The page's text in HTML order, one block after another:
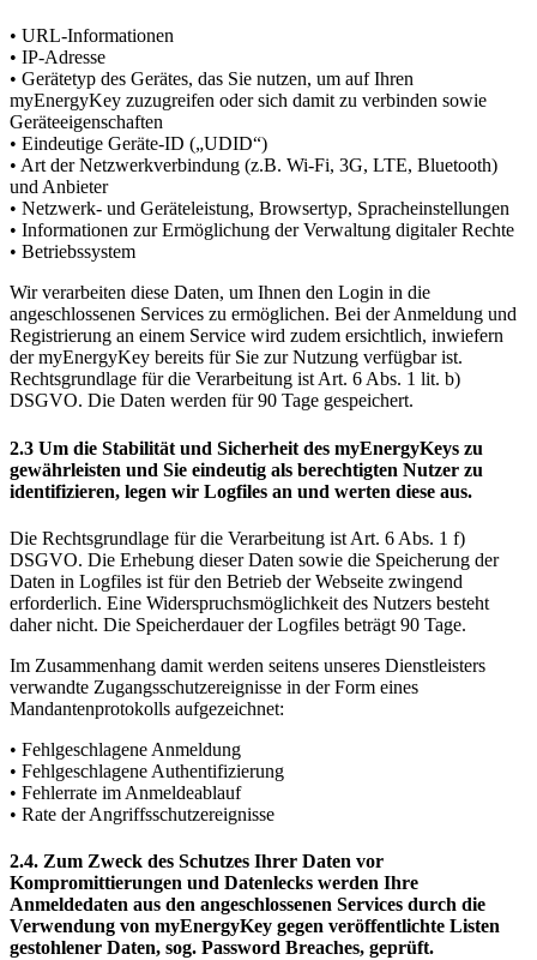
• URL-Informationen
• IP-Adresse
• Gerätetyp des Gerätes, das Sie nutzen, um auf Ihren
myEnergyKey zuzugreifen oder sich damit zu verbinden sowie
Geräteeigenschaften
• Eindeutige Geräte-ID („UDID“)
• Art der Netzwerkverbindung (z.B. Wi-Fi, 3G, LTE, Bluetooth)
und Anbieter
• Netzwerk- und Geräteleistung, Browsertyp, Spracheinstellungen
• Informationen zur Ermöglichung der Verwaltung digitaler Rechte
• Betriebssystem
Wir verarbeiten diese Daten, um Ihnen den Login in die
angeschlossenen Services zu ermöglichen. Bei der Anmeldung und
Registrierung an einem Service wird zudem ersichtlich, inwiefern
der myEnergyKey bereits für Sie zur Nutzung verfügbar ist.
Rechtsgrundlage für die Verarbeitung ist Art. 6 Abs. 1 lit. b)
DSGVO. Die Daten werden für 90 Tage gespeichert.
2.3 Um die Stabilität und Sicherheit des myEnergyKeys zu
gewährleisten und Sie eindeutig als berechtigten Nutzer zu
identifizieren, legen wir Logfiles an und werten diese aus.
Die Rechtsgrundlage für die Verarbeitung ist Art. 6 Abs. 1 f)
DSGVO. Die Erhebung dieser Daten sowie die Speicherung der
Daten in Logfiles ist für den Betrieb der Webseite zwingend
erforderlich. Eine Widerspruchsmöglichkeit des Nutzers besteht
daher nicht. Die Speicherdauer der Logfiles beträgt 90 Tage.
Im Zusammenhang damit werden seitens unseres Dienstleisters
verwandte Zugangsschutzereignisse in der Form eines
Mandantenprotokolls aufgezeichnet:
• Fehlgeschlagene Anmeldung
• Fehlgeschlagene Authentifizierung
• Fehlerrate im Anmeldeablauf
• Rate der Angriffsschutzereignisse
2.4. Zum Zweck des Schutzes Ihrer Daten vor
Kompromittierungen und Datenlecks werden Ihre
Anmeldedaten aus den angeschlossenen Services durch die
Verwendung von myEnergyKey gegen veröffentlichte Listen
gestohlener Daten, sog. Password Breaches, geprüft.